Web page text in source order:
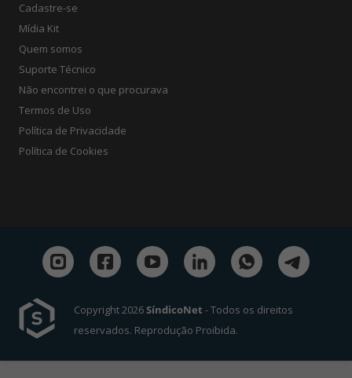
Cadastre-se
Mídia Kit
Quem somos
Suporte Técnico
Não encontrei o que procurava
Termos de Uso
Política de Privacidade
Política de Cookies
Copyright 2026SíndicoNet - Todos os direitos
reservados. Reprodução Proibida.